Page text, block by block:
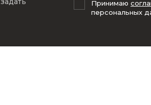
Принимаю
персональных